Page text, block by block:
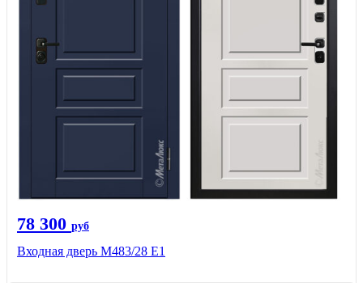
78 300 руб
Входная дверь М483/28 Е1